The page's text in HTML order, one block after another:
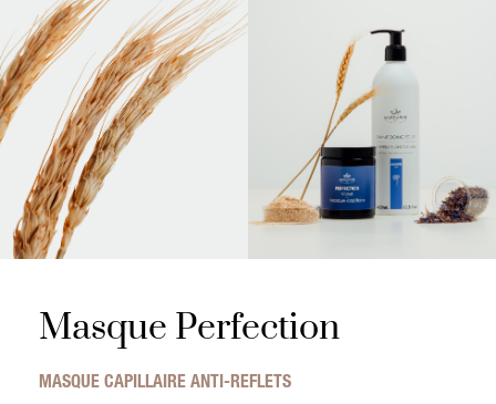
Masque Perfection
MASQUE CAPILLAIRE ANTI-REFLETS